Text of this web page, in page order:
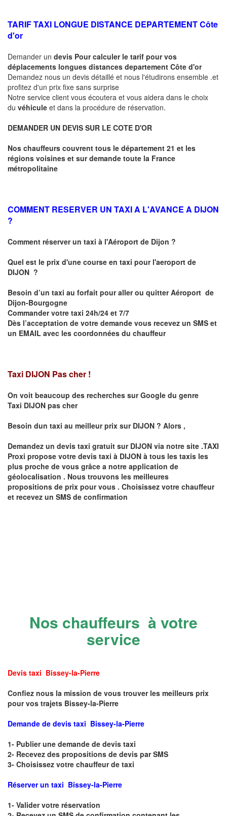
TARIF TAXI LONGUE DISTANCE DEPARTEMENT Côte
d'or
Demander un devis Pour calculer le tarif pour vos
déplacements longues distances departement Côte d'or
Demandez nous un devis détaillé et nous l'étudirons ensemble .et
profitez d'un prix fixe sans surprise
Notre service client vous écoutera et vous aidera dans le choix
du véhicule et dans la procédure de réservation.
DEMANDER UN DEVIS SUR LE COTE D'OR
Nos chauffeurs couvrent tous le département 21 et les
régions voisines et sur demande toute la France
métropolitaine
COMMENT RESERVER UN TAXI A L'AVANCE A DIJON
?
Comment réserver un taxi à l'Aéroport de Dijon ?
Quel est le prix d'une course en taxi pour l'aeroport de
DIJON ?
Besoin d’un taxi au forfait pour aller ou quitter Aéroport de
Dijon-Bourgogne
Commander votre taxi 24h/24 et 7/7
Dès l’acceptation de votre demande vous recevez un SMS et
un EMAIL avec les coordonnées du chauffeur
Taxi DIJON Pas cher !
On voit beaucoup des recherches sur Google du genre
Taxi DIJON pas cher
Besoin dun taxi au meilleur prix sur DIJON ? Alors ,
Demandez un devis taxi gratuit sur DIJON via notre site .TAXI
Proxi propose votre devis taxi à DIJON à tous les taxis les
plus proche de vous grâce a notre application de
géolocalisation . Nous trouvons les meilleures
propositions de prix pour vous . Choisissez votre chauffeur
et recevez un SMS de confirmation
Nos chauffeurs à votre
service
Devis taxi Bissey-la-Pierre
Confiez nous la mission de vous trouver les meilleurs prix
pour vos trajets Bissey-la-Pierre
Demande de devis taxi Bissey-la-Pierre
1- Publier une demande de devis taxi
2- Recevez des propositions de devis par SMS
3- Choisissez votre chauffeur de taxi
Réserver un taxi Bissey-la-Pierre
1- Valider votre réservation